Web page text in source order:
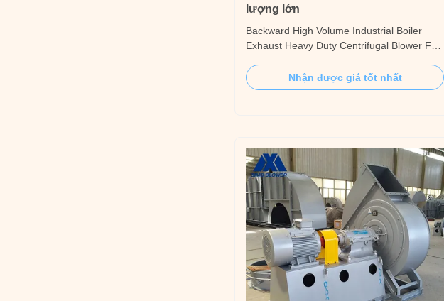
lượng lớn
Backward High Volume Industrial Boiler
Exhaust Heavy Duty Centrifugal Blower Fan
series heavy duty centrifugal blower fan can
meet the performance requirements of
Nhận được giá tốt nhất